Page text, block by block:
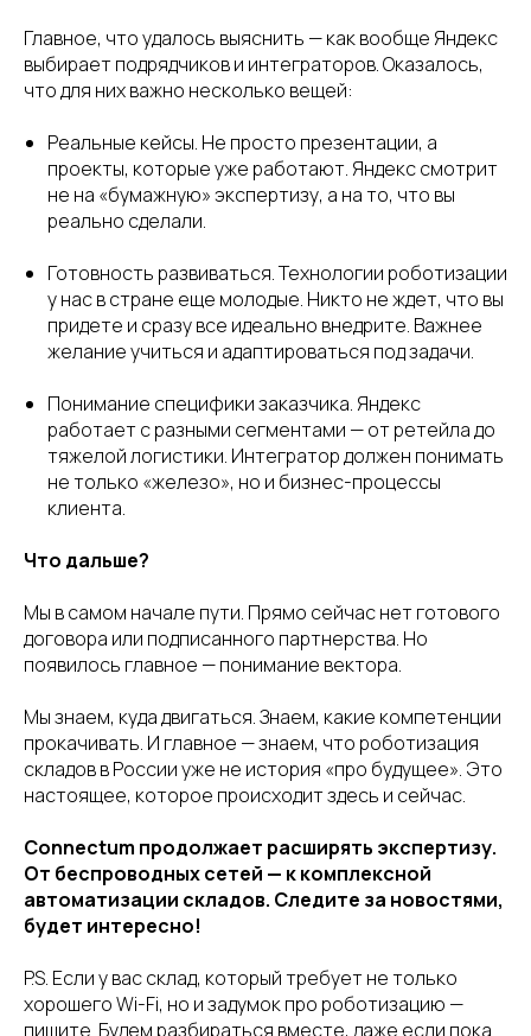
Главное, что удалось выяснить — как вообще Яндекс
выбирает подрядчиков и интеграторов. Оказалось,
что для них важно несколько вещей:
Реальные кейсы. Не просто презентации, а
проекты, которые уже работают. Яндекс смотрит
не на «бумажную» экспертизу, а на то, что вы
реально сделали.
Готовность развиваться. Технологии роботизации
у нас в стране еще молодые. Никто не ждет, что вы
придете и сразу все идеально внедрите. Важнее
желание учиться и адаптироваться под задачи.
Понимание специфики заказчика. Яндекс
работает с разными сегментами — от ретейла до
тяжелой логистики. Интегратор должен понимать
не только «железо», но и бизнес-процессы
клиента.
Что дальше?
Мы в самом начале пути. Прямо сейчас нет готового
договора или подписанного партнерства. Но
появилось главное — понимание вектора.
Мы знаем, куда двигаться. Знаем, какие компетенции
прокачивать. И главное — знаем, что роботизация
складов в России уже не история «про будущее». Это
настоящее, которое происходит здесь и сейчас.
Connectum продолжает расширять экспертизу.
От беспроводных сетей — к комплексной
автоматизации складов. Следите за новостями,
будет интересно!
P.S. Если у вас склад, который требует не только
хорошего Wi-Fi, но и задумок про роботизацию —
пишите. Будем разбираться вместе, даже если пока